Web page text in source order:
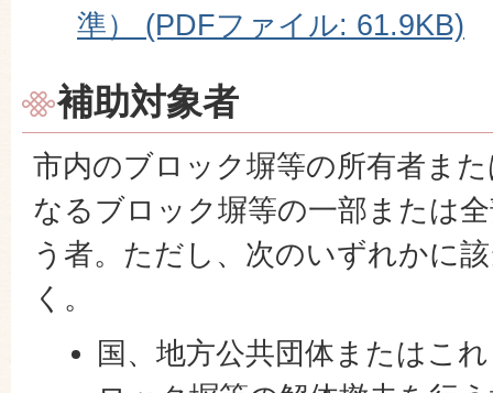
準） (PDFファイル: 61.9KB)
補助対象者
市内のブロック塀等の所有者ま
なるブロック塀等の一部または
う者。ただし、次のいずれかに
く。
国、地方公共団体またはこ